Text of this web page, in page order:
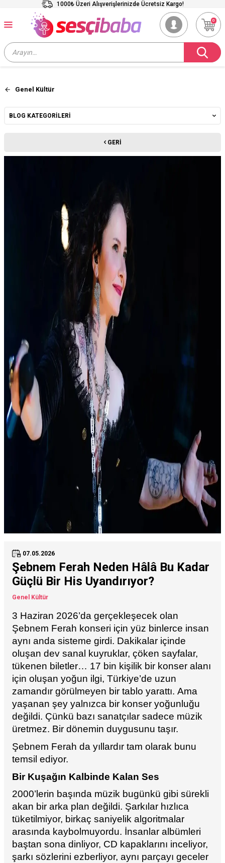
1000₺ Üzeri Alışverişlerinizde Ücretsiz Kargo!
0
Genel Kültür
BLOG KATEGORILERI
GERI
07.05.2026
Şebnem Ferah Neden Hâlâ Bu Kadar
Güçlü Bir His Uyandırıyor?
Genel Kültür
3 Haziran 2026’da gerçekleşecek olan
Şebnem Ferah konseri için yüz binlerce insan
aynı anda sisteme girdi. Dakikalar içinde
oluşan dev sanal kuyruklar, çöken sayfalar,
tükenen biletler… 17 bin kişilik bir konser alanı
için oluşan yoğun ilgi, Türkiye’de uzun
zamandır görülmeyen bir tablo yarattı. Ama
yaşanan şey yalnızca bir konser yoğunluğu
değildi. Çünkü bazı sanatçılar sadece müzik
üretmez. Bir dönemin duygusunu taşır.
Şebnem Ferah da yıllardır tam olarak bunu
temsil ediyor.
Bir Kuşağın Kalbinde Kalan Ses
2000’lerin başında müzik bugünkü gibi sürekli
akan bir arka plan değildi. Şarkılar hızlıca
tüketilmiyor, birkaç saniyelik algoritmalar
arasında kaybolmuyordu. İnsanlar albümleri
baştan sona dinliyor, CD kapaklarını inceliyor,
şarkı sözlerini ezberliyor, aynı parçayı geceler